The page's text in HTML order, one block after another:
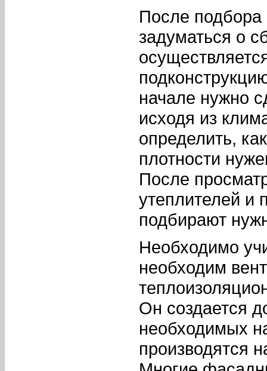
После
задуматься о
начале нужно
исходя из
определить,
плотности
После
утеплителей и
подбирают
Необходимо
необходим
Он создается
необходимых
производятся